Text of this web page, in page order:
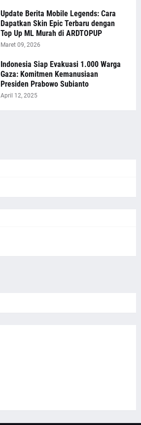
Update Berita Mobile Legends: Cara
Dapatkan Skin Epic Terbaru dengan
Top Up ML Murah di ARDTOPUP
Maret 09, 2026
Indonesia Siap Evakuasi 1.000 Warga
Gaza: Komitmen Kemanusiaan
Presiden Prabowo Subianto
April 12, 2025